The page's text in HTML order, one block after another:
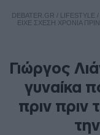
DEBATER.GR / LIFESTYLE /
ΕΊΧΕ ΣΧΈΣΗ ΧΡΌΝΙΑ
Γιώργος
γυναίκα
πριν πριν